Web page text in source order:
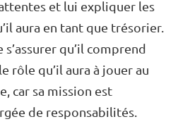
et lui expliquer les
aura en tant que trésorier.
qu’il comprend
rôle qu’il aura à jouer au
car sa mission est
de responsabilités.